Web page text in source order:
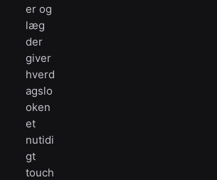
er og
læg
der
giver
hverd
agslo
oken
et
nutidi
gt
touch